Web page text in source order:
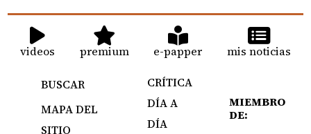
videos premium e-papper mis noticias
BUSCAR
MAPA DEL
SITIO
CRÍTICA
DÍA A
DÍA
MIEMBRO
DE: